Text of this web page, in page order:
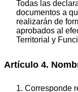
Todas las
documentos a
realizarán de
aprobados al
Territorial y
Artículo 4.
1. Corresponde